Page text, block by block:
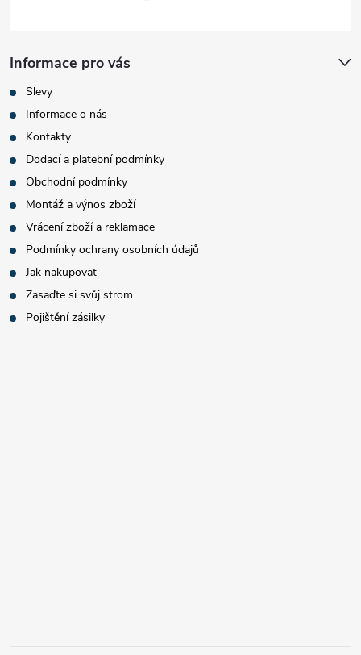
Informace pro vás
Slevy
Informace o nás
Kontakty
Dodací a platební podmínky
Obchodní podmínky
Montáž a výnos zboží
Vrácení zboží a reklamace
Podmínky ochrany osobních údajů
Jak nakupovat
Zasaďte si svůj strom
Pojištění zásilky